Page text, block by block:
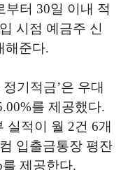
터 30일 이내 적
시점 예금주 신
해준다.
기적금’은 우대
를 제공했다.
실적이 월 2건 6개
입출금통장 평잔
제공한다.